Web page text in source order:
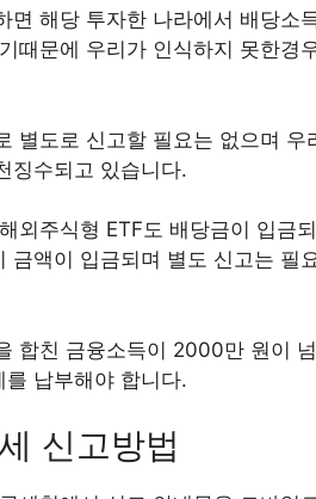
면 해당 투자한 나라에서 배당소
때문에 우리가 인식하지 못한경
별도로 신고할 필요는 없으며 우
징수되고 있습니다.
외주식형 ETF도 배당금이 입금
금액이 입금되며 별도 신고는 필
합친 금융소득이 2000만 원이
납부해야 합니다.
신고방법